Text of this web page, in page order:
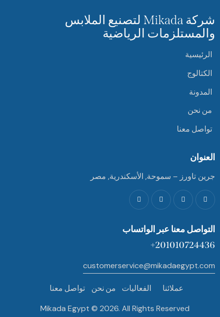
شركة Mikada لتصنيع الملابس
والمستلزمات الرياضية
الرئيسية
الكتالوج
المدونة
من نحن
تواصل معنا
العنوان
جرين تاورز – سموحة, الأسكندرية, مصر
التواصل معنا عبر الواتساب
201010724436+
customerservice@mikadaegypt.com
عملائنا الفعاليات من نحن تواصل معنا
Mikada Egypt © 2026. All Rights Reserved